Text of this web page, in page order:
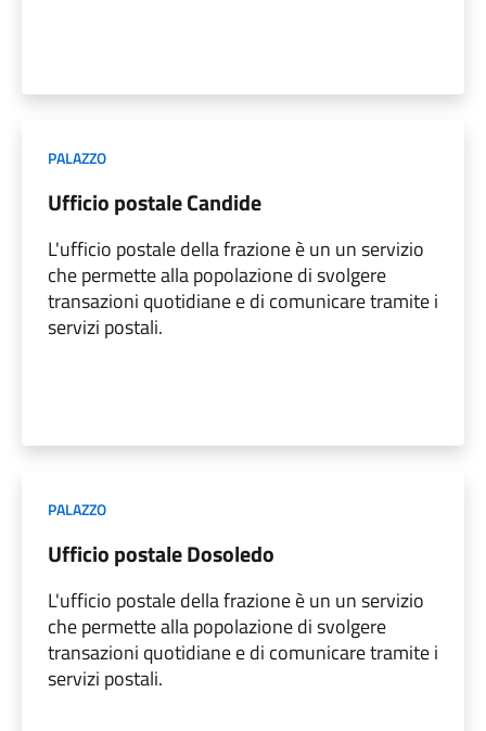
PALAZZO
Ufficio postale Candide
L'ufficio postale della frazione è un un servizio
che permette alla popolazione di svolgere
transazioni quotidiane e di comunicare tramite i
servizi postali.
PALAZZO
Ufficio postale Dosoledo
L'ufficio postale della frazione è un un servizio
che permette alla popolazione di svolgere
transazioni quotidiane e di comunicare tramite i
servizi postali.